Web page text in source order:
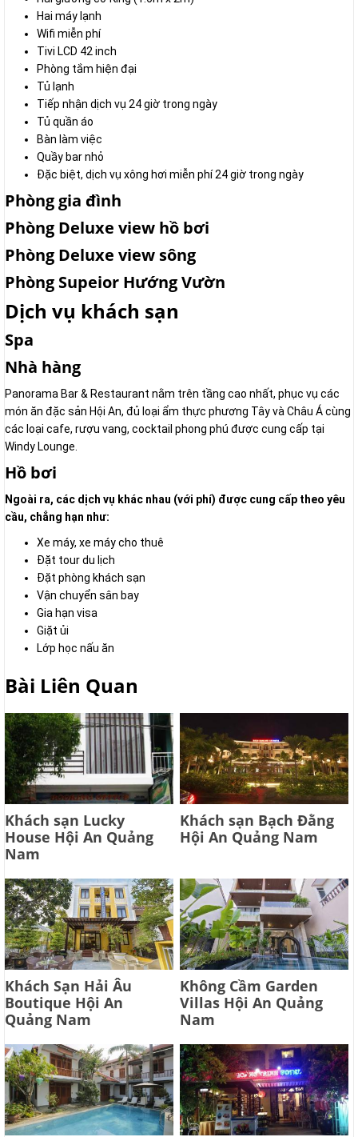
Hai máy lạnh
Wifi miễn phí
Tivi LCD 42 inch
Phòng tắm hiện đại
Tủ lạnh
Tiếp nhận dịch vụ 24 giờ trong ngày
Tủ quần áo
Bàn làm việc
Quầy bar nhỏ
Đặc biệt, dịch vụ xông hơi miễn phí 24 giờ trong ngày
Phòng gia đình
Phòng Deluxe view hồ bơi
Phòng Deluxe view sông
Phòng Supeior Hướng Vườn
Dịch vụ khách sạn
Spa
Nhà hàng
Panorama Bar & Restaurant nằm trên tầng cao nhất, phục vụ các
món ăn đặc sản Hội An, đủ loại ẩm thực phương Tây và Châu Á cùng
các loại cafe, rượu vang, cocktail phong phú được cung cấp tại
Windy Lounge.
Hồ bơi
Ngoài ra, các dịch vụ khác nhau (với phí) được cung cấp theo yêu
cầu, chẳng hạn như:
Xe máy, xe máy cho thuê
Đặt tour du lịch
Đặt phòng khách sạn
Vận chuyển sân bay
Gia hạn visa
Giặt ủi
Lớp học nấu ăn
Bài Liên Quan
Khách sạn Lucky
House Hội An Quảng
Nam
Khách sạn Bạch Đằng
Hội An Quảng Nam
Khách Sạn Hải Âu
Boutique Hội An
Quảng Nam
Không Cầm Garden
Villas Hội An Quảng
Nam